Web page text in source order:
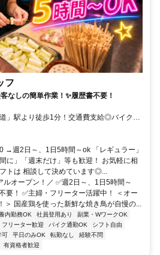
フ
なしの簡単作業！✨履歴書不要！
」駅より徒歩1分！交通費支給◎バイク通
→週2日～、1日5時間～ok 「レギュラー」
に」「週末だけ」等も歓迎！ お気軽に相
トは 相談して決めています◎...
オープン！／ ✅週2日～、1日5時間～
要！ ✅主婦・フリーター活躍中！ ＜オー
＞ 国産鶏を使った新鮮な焼き鳥が自慢の...
内勤務OK 社員登用あり
副業・WワークOK
フリーター歓迎 バイク通勤OK
シフト自由
可 平日のみOK 転勤なし
経験不問
有資格者歓迎